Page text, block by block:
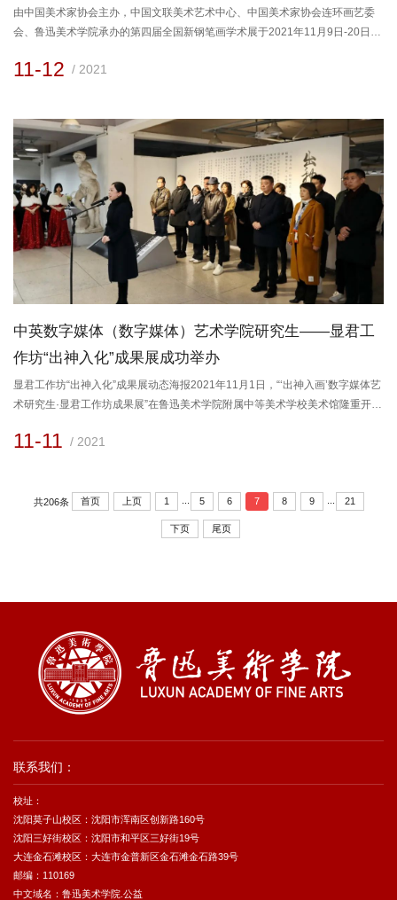
由中国美术家协会主办，中国文联美术艺术中心、中国美术家协会连环画艺委
会、鲁迅美术学院承办的第四届全国新钢笔画学术展于2021年11月9日-20日在
义手法讴歌新时代的幸福生活、赞颂中华儿女为建设祖国无私奉献的奋斗历
11-12 / 2021
中英数字媒体（数字媒体）艺术学院研究生——显君工
作坊“出神入化”成果展成功举办
显君工作坊“出神入化”成果展动态海报2021年11月1日，“‘出神入画’数字媒体艺
术研究生·显君工作坊成果展”在鲁迅美术学院附属中等美术学校美术馆隆重开
计学类研究生创新与交流中心、辽宁省专业学位研究生联合培养基地、辽宁出
11-11 / 2021
共206条 首页 上页 1 5 6 7 8 9 21
下页 尾页
联系我们：
校址：
沈阳莫子山校区：沈阳市浑南区创新路160号
沈阳三好街校区：沈阳市和平区三好街19号
大连金石滩校区：大连市金普新区金石滩金石路39号
邮编：110169
中文域名：鲁迅美术学院.公益